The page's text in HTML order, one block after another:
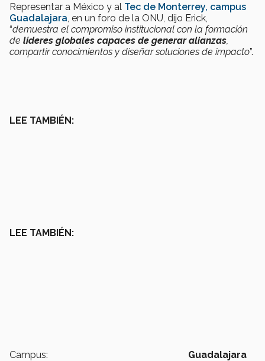
Representar a México y al Tec de Monterrey, campus
Guadalajara, en un foro de la ONU, dijo Erick,
“demuestra el compromiso institucional con la formación
de líderes globales capaces de generar alianzas,
compartir conocimientos y diseñar soluciones de impacto”.
LEE TAMBIÉN:
LEE TAMBIÉN:
Campus: Guadalajara